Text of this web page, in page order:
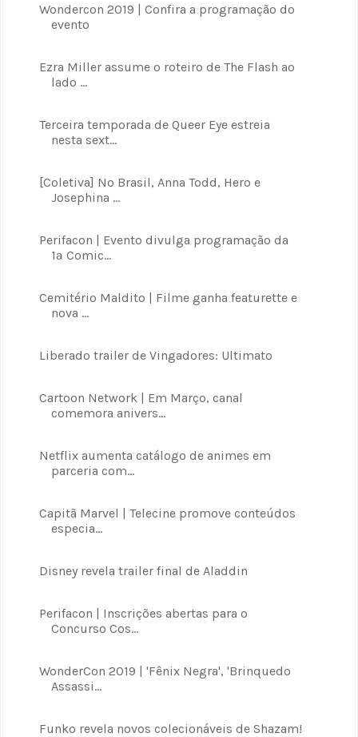
Wondercon 2019 | Confira a programação do
evento
Ezra Miller assume o roteiro de The Flash ao
lado ...
Terceira temporada de Queer Eye estreia
nesta sext...
[Coletiva] No Brasil, Anna Todd, Hero e
Josephina ...
Perifacon | Evento divulga programação da
1ª Comic...
Cemitério Maldito | Filme ganha featurette e
nova ...
Liberado trailer de Vingadores: Ultimato
Cartoon Network | Em Março, canal
comemora anivers...
Netflix aumenta catálogo de animes em
parceria com...
Capitã Marvel | Telecine promove conteúdos
especia...
Disney revela trailer final de Aladdin
Perifacon | Inscrições abertas para o
Concurso Cos...
WonderCon 2019 | 'Fênix Negra', 'Brinquedo
Assassi...
Funko revela novos colecionáveis de Shazam!